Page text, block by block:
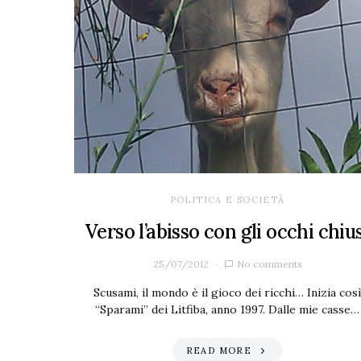
POLITICA E SOCIETÀ
Verso l’abisso con gli occhi
25/07/2012 No comments
Scusami, il mondo è il gioco dei ricchi… Inizia così
“Sparami” dei Litfiba, anno 1997. Dalle mie casse…
READ MORE